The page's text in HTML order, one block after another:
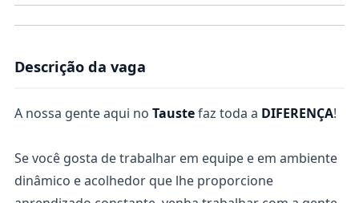
Descrição da vaga
A nossa gente aqui no Taustefaz toda a DIFERENÇA!
Se você gosta de trabalhar em equipe e em ambiente
dinâmico e acolhedor que lhe proporcione